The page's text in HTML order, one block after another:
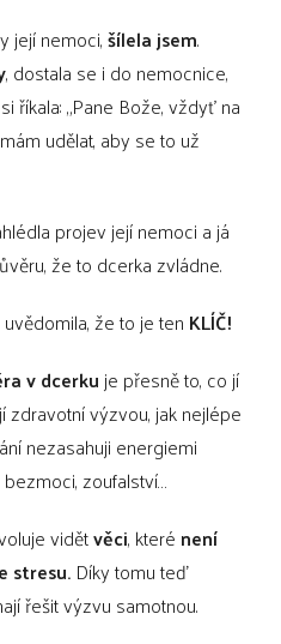
její nemoci,šílela jsem.
, dostala se i do nemocnice,
říkala: „Pane Bože, vždyť na
udělat, aby se to už
projev její nemoci a já
že to dcerka zvládne.
že to je ten KLÍČ!
v dcerkuje přesně to, co jí
výzvou, jak nejlépe
nezasahuji energiemi
zoufalství…
vidětvěci, které není
stresu. Díky tomu teď
řešit výzvu samotnou.